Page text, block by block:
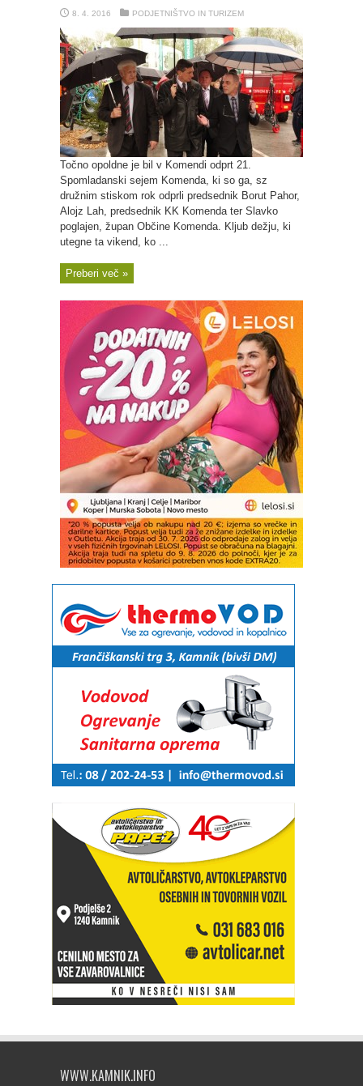
8. 4. 2016 PODJETNIŠTVO IN TURIZEM
Točno opoldne je bil v Komendi odprt 21.
Spomladanski sejem Komenda, ki so ga, sz
družnim stiskom rok odprli predsednik Borut Pahor,
Alojz Lah, predsednik KK Komenda ter Slavko
poglajen, župan Občine Komenda. Kljub dežju, ki
utegne ta vikend, ko ...
Preberi več »
WWW.KAMNIK.INFO